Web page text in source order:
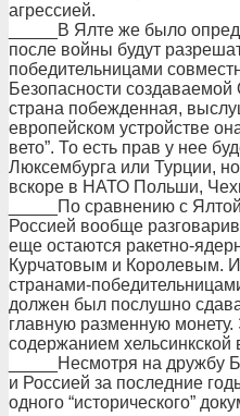
агрессией.
_____В Ялте же было
после войны будут
победительницами
Безопасности
страна побежденная,
европейском устройстве
вето”. То есть прав у нее
Люксембурга или Турции,
вскоре в НАТО Польши,
_____По сравнению с
Россией вообще
еще остаются ракетно-
Курчатовым и Королевым.
странами-
должен был послушно
главную разменную
содержанием хельсинкской
_____Несмотря на
и Россией за последние
одного “исторического”